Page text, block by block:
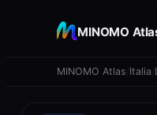
MINOMO
MINOMO Atlas Italia